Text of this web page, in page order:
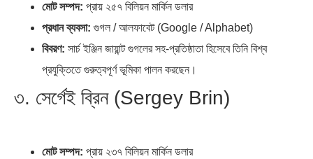
মোট সম্পদ: প্রায় ২৫৭ বিলিয়ন মার্কিন ডলার
প্রধান ব্যবসা: গুগল / আলফাবেট (Google / Alphabet)
বিবরণ: সার্চ ইঞ্জিন জায়ান্ট গুগলের সহ-প্রতিষ্ঠাতা হিসেবে তিনি বিশ্ব
প্রযুক্তিতে গুরুত্বপূর্ণ ভূমিকা পালন করছেন।
৩. সের্গেই ব্রিন (Sergey Brin)
মোট সম্পদ: প্রায় ২৩৭ বিলিয়ন মার্কিন ডলার